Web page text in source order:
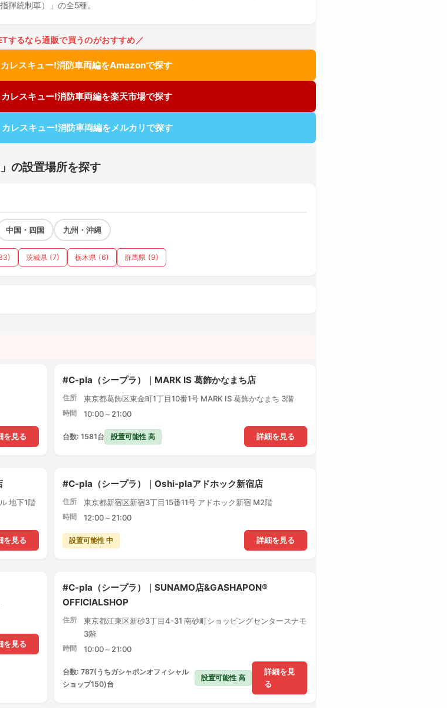
揮統制車）」の全5種。
するなら通販で買うのがおすすめ／
レスキュー!消防車両編をAmazonで探す
レスキュー!消防車両編を楽天市場で探す
レスキュー!消防車両編をメルカリで探す
の設置場所を探す
中国・四国 九州・沖縄
県 (33) 茨城県 (7) 栃木県 (6) 群馬県 (9)
を見る
#C-pla（シープラ）｜MARK IS 葛飾かなまち店
住所 東京都葛飾区東金町1丁目10番1号 MARK IS 葛飾かなまち 3階
時間 10:00～21:00
詳細を見る
台数: 1581台 設置可能性 高
地下1階
を見る
#C-pla（シープラ）｜Oshi-plaアドホック新宿店
住所 東京都新宿区新宿3丁目15番11号 アドホック新宿 M2階
時間 12:00～21:00
詳細を見る
設置可能性 中
を見る
#C-pla（シープラ）｜SUNAMO店&GASHAPON®
OFFICIALSHOP
住所
東京都江東区新砂3丁目4-31 南砂町ショッピングセンタースナモ
3階
時間 10:00～21:00
詳細を見
る
台数: 787(うちガシャポンオフィシャル
ショップ150)台
設置可能性 高